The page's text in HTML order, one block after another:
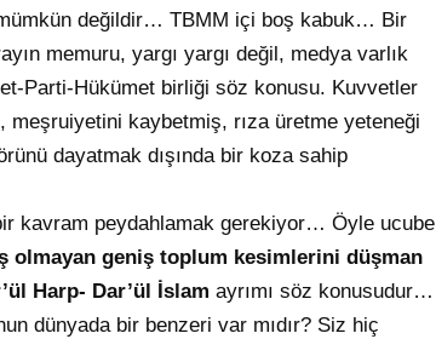
değildir… TBMM içi boş kabuk… Bir
memuru, yargı yargı değil, medya varlık
Parti-Hükümet birliği söz konusu. Kuvvetler
kaybetmiş, rıza üretme yeteneği
dayatmak dışında bir koza sahip
kavram peydahlamak gerekiyor… Öyle ucube
olmayan geniş toplum kesimlerini düşman
Harp- Dar’ül İslam ayrımı söz konusudur…
dünyada bir benzeri var mıdır? Siz hiç